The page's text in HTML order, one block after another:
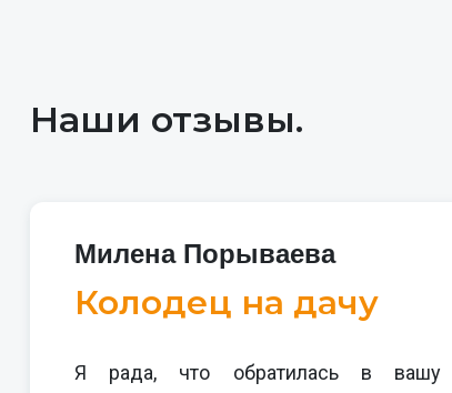
Наши отзывы.
Милена Порываева
Колодец на дачу
Я рада, что обратилась в вашу